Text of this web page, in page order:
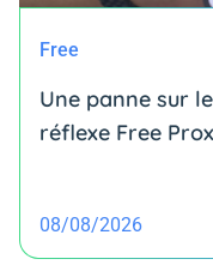
Free
Une panne sur
réflexe Free
08/08/2026